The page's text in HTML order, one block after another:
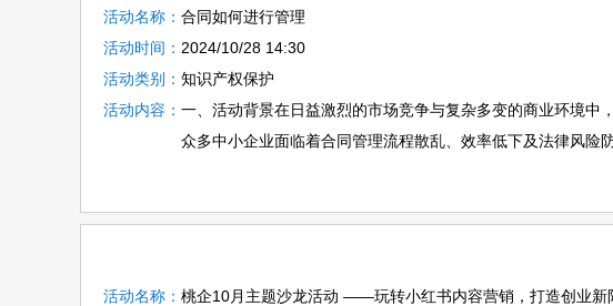
活动名称： 合同如何进行管理
活动时间： 2024/10/28 14:30
活动类别： 知识产权保护
活动内容： 一、活动背景在日益激烈的市场竞争与复杂多变的商业环境中
众多中小企业面临着合同管理流程散乱、效率低下及法律风险
活动名称： 桃企10月主题沙龙活动 ——玩转小红书内容营销，打造创业新